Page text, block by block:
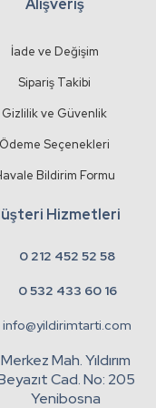
Alışveriş
İade ve Değişim
Sipariş Takibi
Gizlilik ve Güvenlik
Ödeme Seçenekleri
Bildirim Formu
Hizmetleri
0 212 452 52 58
0 532 433 60 16
info@yildirimtarti.com
Merkez Mah. Yıldırım
Cad. No: 205
Yenibosna